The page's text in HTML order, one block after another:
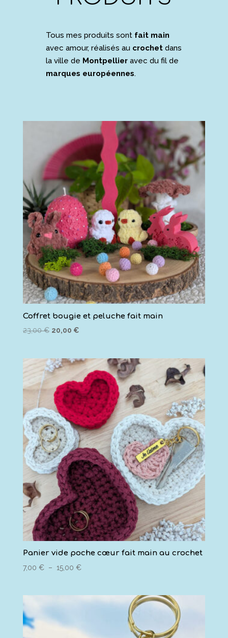
Tous mes produits sontfait main
avec amour, réalisés au crochetdans
la ville de Montpellier avec du fil de
marques européennes.
Coffret bougie et peluche fait main
23,00€ Le
initial
était :
23,00 €.
20,00 €Le
actuel
est :
20,00 €.
Panier vide poche cœur fait main au crochet
7,00 € – 15,00 €Plage
prix :
15,00 €